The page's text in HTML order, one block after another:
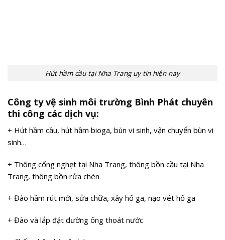
Hút hầm cầu tại Nha Trang uy tín hiện nay
Công ty vệ sinh môi trường Bình Phát chuyên
thi công các dịch vụ:
+ Hút hầm cầu, hút hầm bioga, bùn vi sinh, vận chuyển bùn vi
sinh…
+ Thông cống nghẹt tại Nha Trang, thông bồn cầu tại Nha
Trang, thông bồn rửa chén
+ Đào hầm rút mới, sửa chữa, xây hố ga, nạo vét hố ga
+ Đào và lắp đặt đường ống thoát nước